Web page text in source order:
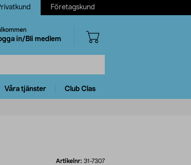
Företagskund
in/Bli medlem
Våra tjänster Club Clas
Artikelnr: 31-7307